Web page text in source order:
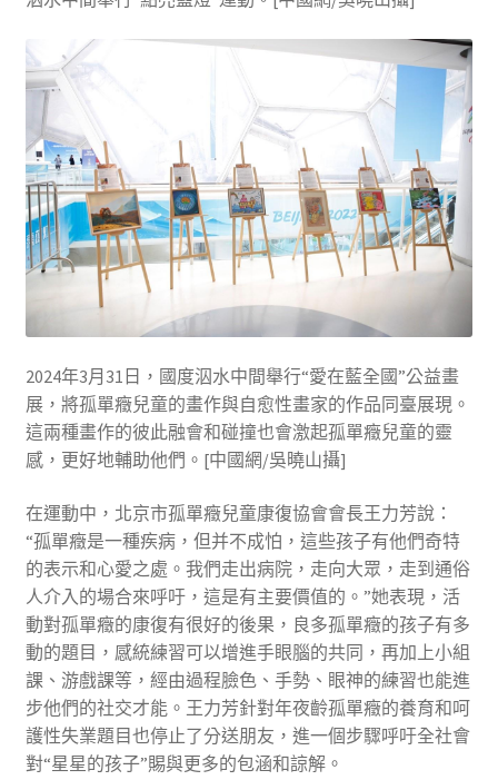
2024年3月31日，國度泅水中間舉行“愛在藍全國”公益畫
展，將孤單癥兒童的畫作與自愈性畫家的作品同臺展現。
這兩種畫作的彼此融會和碰撞也會激起孤單癥兒童的靈
感，更好地輔助他們。[中國網/吳曉山攝]
在運動中，北京市孤單癥兒童康復協會會長王力芳說：
“孤單癥是一種疾病，但并不成怕，這些孩子有他們奇特
的表示和心愛之處。我們走出病院，走向大眾，走到通俗
人介入的場合來呼吁，這是有主要價值的。”她表現，活
動對孤單癥的康復有很好的後果，良多孤單癥的孩子有多
動的題目，感統練習可以增進手眼腦的共同，再加上小組
課、游戲課等，經由過程臉色、手勢、眼神的練習也能進
步他們的社交才能。王力芳針對年夜齡孤單癥的養育和呵
護性失業題目也停止了分送朋友，進一個步驟呼吁全社會
對“星星的孩子”賜與更多的包涵和諒解。